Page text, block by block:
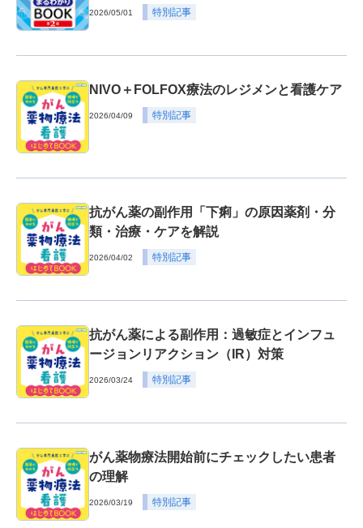
2026/05/01 特別記事
NIVO＋FOLFOX療法のレジメンと看護ケア
2026/04/09 特別記事
抗がん薬の副作用「下痢」の原因薬剤・分
類・治療・ケアを解説
2026/04/02 特別記事
抗がん薬による副作用：過敏症とインフュ
ージョンリアクション（IR）対策
2026/03/24 特別記事
がん薬物療法開始前にチェックしたい患者
の理解
2026/03/19 特別記事